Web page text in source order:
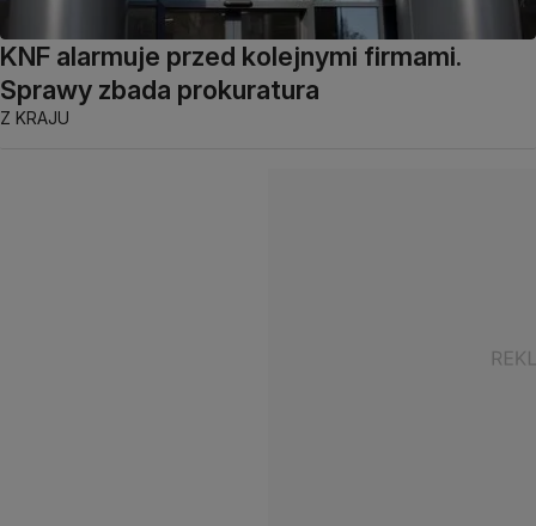
KNF alarmuje przed kolejnymi firmami.
Sprawy zbada prokuratura
Z KRAJU